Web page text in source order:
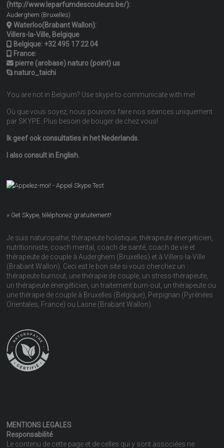
(http://www.leparfumdescouleurs.be/):
Auderghem (Bruxelles)
Waterloo(Brabant Wallon):
Villers-la-Ville, Belgique
Belgique: +32 495 17 22 04
France:
pierre (arobase) naturo (point) us
naturo_taichi
You are not in Belgium? Use skype to communicate with me!
Où que vous soyez, nous pouvons faire nos séances uniquement
par SKYPE. Plus besoin de bouger de chez vous!
Ik geef ook consultaties in het Nederlands.
I also consult in English.
» Get Skype, téléphonez gratuitement!
Je suis naturopathe, thérapeute holistique, thérapeute énergéticien,
nutritionniste, coach mental, coach de santé, coach de vie et
thérapeute de couple à Auderghem (Bruxelles) et à Villers-la-Ville
(Brabant Wallon). Ceci est le bon site si vous cherchez un
thérapeute burnout, une thérapie de couple, un stress-thérapeute,
un thérapeute énergéticien, un traitement burn-out, un thérapeute ou
une thérapie de couple à Bruxelles (Belgique), Perpignan (Pyrénées
Orientales, France) ou Lasne (Brabant Wallon).
MENTIONS LEGALES
Responsabilité
Le contenu de cette page et de celles qui y sont associées ne